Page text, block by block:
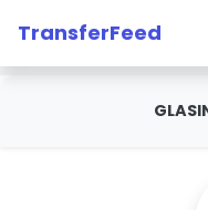
TransferFeed